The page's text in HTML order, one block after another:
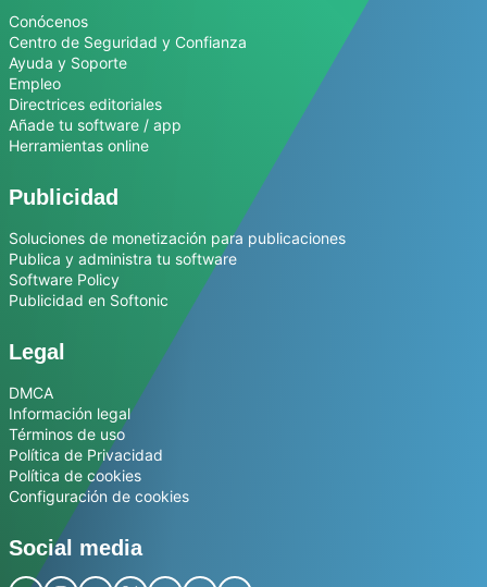
Conócenos
Centro de Seguridad y Confianza
Ayuda y Soporte
Empleo
Directrices editoriales
Añade tu software / app
Herramientas online
Publicidad
Soluciones de monetización para publicaciones
Publica y administra tu software
Software Policy
Publicidad en Softonic
Legal
DMCA
Información legal
Términos de uso
Política de Privacidad
Política de cookies
Configuración de cookies
Social media